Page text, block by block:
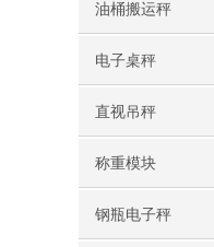
油桶搬运秤
电子桌秤
直视吊秤
称重模块
钢瓶电子秤